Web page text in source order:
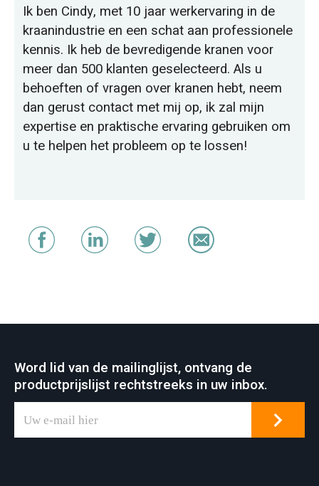
Ik ben Cindy, met 10 jaar werkervaring in de
kraanindustrie en een schat aan professionele
kennis. Ik heb de bevredigende kranen voor
meer dan 500 klanten geselecteerd. Als u
behoeften of vragen over kranen hebt, neem
dan gerust contact met mij op, ik zal mijn
expertise en praktische ervaring gebruiken om
u te helpen het probleem op te lossen!
Word lid van de mailinglijst, ontvang de
productprijslijst rechtstreeks in uw inbox.